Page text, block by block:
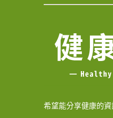
希望能分享健康的